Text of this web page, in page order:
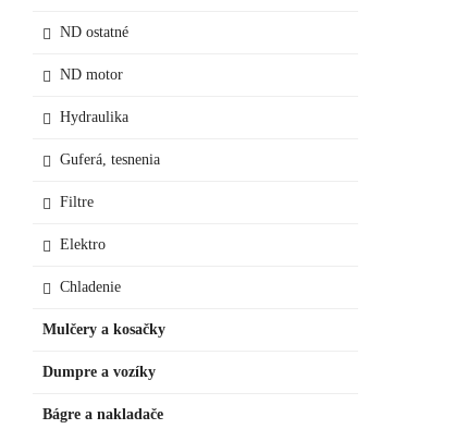
ND ostatné
ND motor
Hydraulika
Guferá, tesnenia
Filtre
Elektro
Chladenie
Mulčery a kosačky
Dumpre a vozíky
Bágre a nakladače